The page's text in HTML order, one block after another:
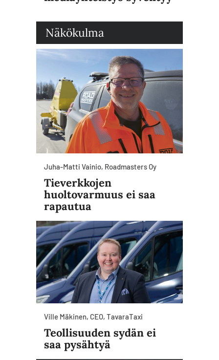
Näkökulma
Juha-Matti Vainio, Roadmasters Oy
Tieverkkojen
huoltovarmuus ei saa
rapautua
Ville Mäkinen, CEO, TavaraTaxi
Teollisuuden sydän ei
saa pysähtyä